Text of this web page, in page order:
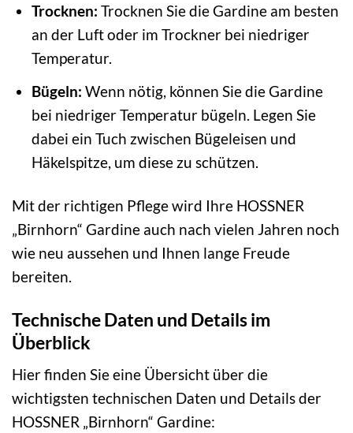
Trocknen: Trocknen Sie die Gardine am besten
an der Luft oder im Trockner bei niedriger
Temperatur.
Bügeln: Wenn nötig, können Sie die Gardine
bei niedriger Temperatur bügeln. Legen Sie
dabei ein Tuch zwischen Bügeleisen und
Häkelspitze, um diese zu schützen.
Mit der richtigen Pflege wird Ihre HOSSNER
„Birnhorn“ Gardine auch nach vielen Jahren noch
wie neu aussehen und Ihnen lange Freude
bereiten.
Technische Daten und Details im
Überblick
Hier finden Sie eine Übersicht über die
wichtigsten technischen Daten und Details der
HOSSNER „Birnhorn“ Gardine: